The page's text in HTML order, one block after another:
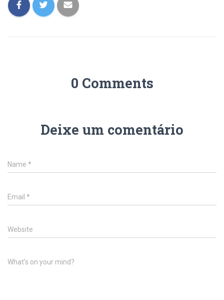
0 Comments
Deixe um comentário
Name *
Email *
Website
What's on your mind?